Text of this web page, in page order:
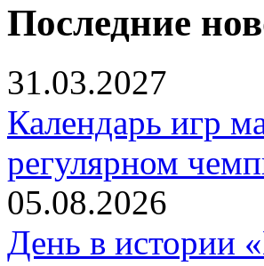
Последние
31.03.2027
Календарь игр
регулярном
05.08.2026
День в истории